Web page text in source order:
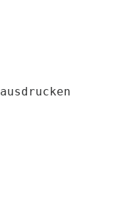
ausdrucken